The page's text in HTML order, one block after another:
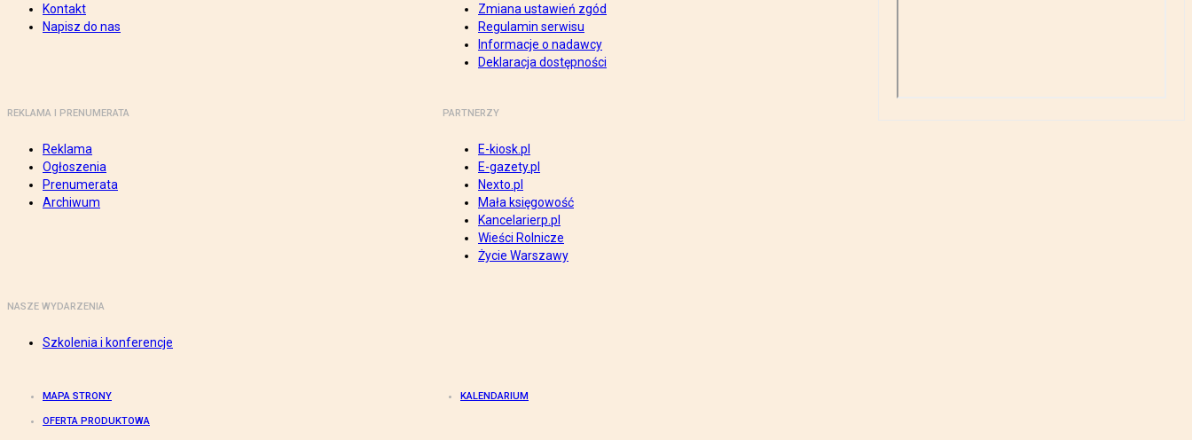
Kontakt
Napisz do nas
Zmiana ustawień zgód
Regulamin serwisu
Informacje o nadawcy
Deklaracja dostępności
REKLAMA I PRENUMERATA
Reklama
Ogłoszenia
Prenumerata
Archiwum
PARTNERZY
E-kiosk.pl
E-gazety.pl
Nexto.pl
Mała księgowość
Kancelarierp.pl
Wieści Rolnicze
Życie Warszawy
NASZE WYDARZENIA
Szkolenia i konferencje
MAPA STRONY KALENDARIUM
OFERTA PRODUKTOWA